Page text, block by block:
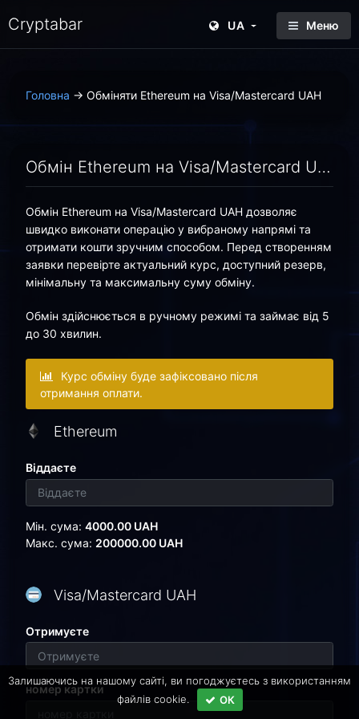
Cryptabar Меню
UA
Головна → Обміняти Ethereum на Visa/Mastercard UAH
Обмін Ethereum на Visa/Mastercard UAH онлайн - вигідний курс | Cryptabar
Обмін Ethereum на Visa/Mastercard UAH дозволяє
швидко виконати операцію у вибраному напрямі та
отримати кошти зручним способом. Перед створенням
заявки перевірте актуальний курс, доступний резерв,
мінімальну та максимальну суму обміну.
Обмін здійснюється в ручному режимі та займає від 5
до 30 хвилин.
Курс обміну буде зафіксовано після
отримання оплати.
Ethereum
Віддаєте
Мін. сума: 4000.00 UAH
Макс. сума: 200000.00 UAH
Visa/Mastercard UAH
Отримуєте
номер картки
Залишаючись на нашому сайті, ви погоджуєтесь з використанням
файлів cookie.
ОК